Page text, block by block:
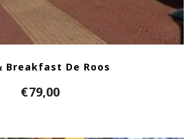
Breakfast De Roos
€79,00